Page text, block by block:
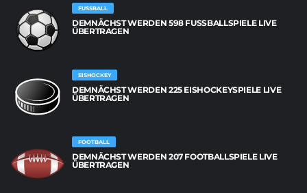
FUSSBALL
DEMNÄCHST WERDEN 598 FUSSBALLSPIELE LIVE Ü
BERTRAGEN
EISHOCKEY
DEMNÄCHST WERDEN 225 EISHOCKEYSPIELE LIVE
ÜBERTRAGEN
FOOTBALL
DEMNÄCHST WERDEN 207 FOOTBALLSPIELE LIVE
ÜBERTRAGEN